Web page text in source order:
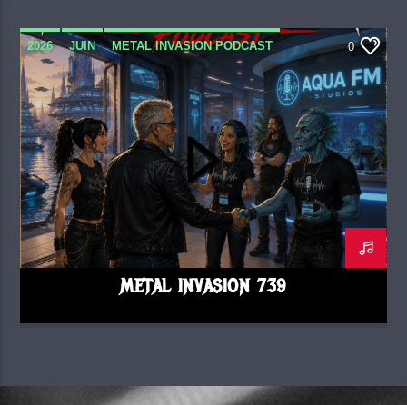
2026 JUIN METAL INVASION PODCAST 0
METAL INVASION 739